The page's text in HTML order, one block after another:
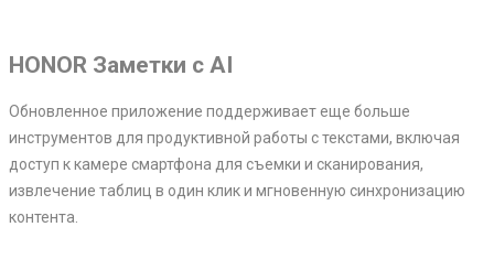
HONOR Заметки с AI
Обновленное приложение поддерживает еще больше
инструментов для продуктивной работы с текстами, включая
доступ к камере смартфона для съемки и сканирования,
извлечение таблиц в один клик и мгновенную синхронизацию
контента.